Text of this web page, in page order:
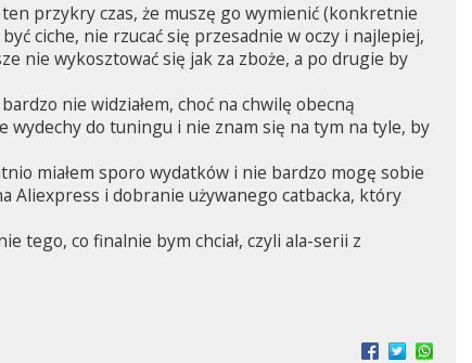
przykry czas, że muszę go wymienić (konkretnie
ciche, nie rzucać się przesadnie w oczy i najlepiej,
nie wykosztować się jak za zboże, a po drugie by
nie widziałem, choć na chwilę obecną
wydechy do tuningu i nie znam się na tym na tyle, by
miałem sporo wydatków i nie bardzo mogę sobie
Aliexpress i dobranie używanego catbacka, który
tego, co finalnie bym chciał, czyli ala-serii z